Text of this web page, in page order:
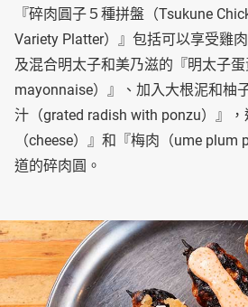
『碎肉圓子５種拼盤（Tsukune
Variety Platter）』包括可以享受雞
及混合明太子和美乃滋的『明太子
mayonnaise）』、加入大根泥和柚
汁（grated radish with ponzu）』
（cheese）』和『梅肉（ume plum
道的碎肉圓。